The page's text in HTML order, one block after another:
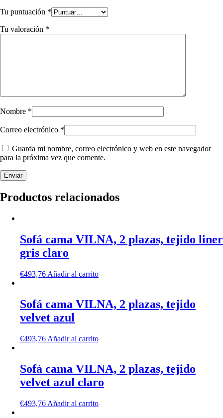
Tu puntuación *
Tu valoración *
Nombre *
Correo electrónico *
Guarda mi nombre, correo electrónico y web en este navegador
para la próxima vez que comente.
Productos relacionados
Sofá cama VILNA, 2 plazas, tejido liner
gris claro
€493,76 Añadir al carrito
Sofá cama VILNA, 2 plazas, tejido
velvet azul
€493,76 Añadir al carrito
Sofá cama VILNA, 2 plazas, tejido
velvet azul claro
€493,76 Añadir al carrito